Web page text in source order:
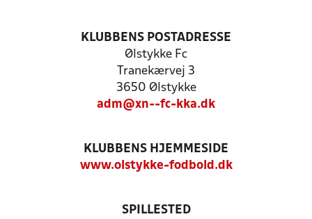
KLUBBENS POSTADRESSE
Ølstykke Fc
Tranekærvej 3
3650 Ølstykke
adm@xn--fc-kka.dk
KLUBBENS HJEMMESIDE
www.olstykke-fodbold.dk
SPILLESTED